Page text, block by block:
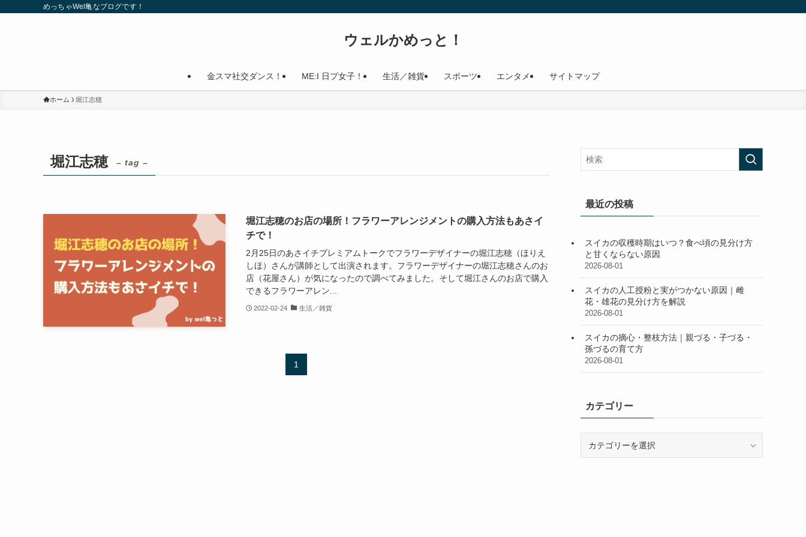
めっちゃWel亀なブログです！
ウェルかめっと！
金スマ社交ダンス！ ME:I 日プ女子！ 生活／雑貨 スポーツ エンタメ サイトマップ
ホーム 堀江志穂
堀江志穂 – tag –
堀江志穂のお店の場所！フラワーアレンジメントの購入方法もあさイ
チで！
2月25日のあさイチプレミアムトークでフラワーデザイナーの堀江志穂（ほりえ
しほ）さんが講師として出演されます。フラワーデザイナーの堀江志穂さんのお
店（花屋さん）が気になったので調べてみました。そして堀江さんのお店で購入
できるフラワーアレン...
2022-02-24 生活／雑貨
1
最近の投稿
スイカの収穫時期はいつ？食べ頃の見分け方
と甘くならない原因
2026-08-01
スイカの人工授粉と実がつかない原因｜雌
花・雄花の見分け方を解説
2026-08-01
スイカの摘心・整枝方法｜親づる・子づる・
孫づるの育て方
2026-08-01
カテゴリー